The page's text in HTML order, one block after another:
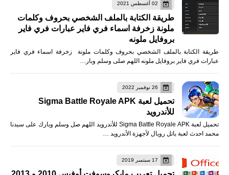
02 أغسطس 2021
طريقة الكتابة بالملف الشخصي بحروف وكلمات
ملونة زخرفة اسماء فري فاير عبارات فري فاير
بروفايل ملونه
طريقة الكتابة بالملف الشخصي بحروف وكلمات ملونة زخرفة اسماء فري فاير
عبارات فري فاير بروفايل ملونه اللهم صلى وسلم وبار…
26 نوفمبر 2022
تحميل لعبة Sigma Battle Royale APK
للأندرويد
تحميل لعبة Sigma Battle Royale APK للأندرويد اللهم صل وسلم وبارك على سيدنا
محمد احدث لعبة باتل رويال لأجهزة الأندرويد …
17 سبتمبر 2019